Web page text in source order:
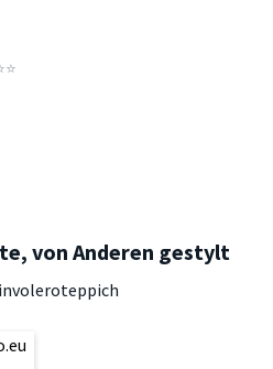
von Anderen gestylt